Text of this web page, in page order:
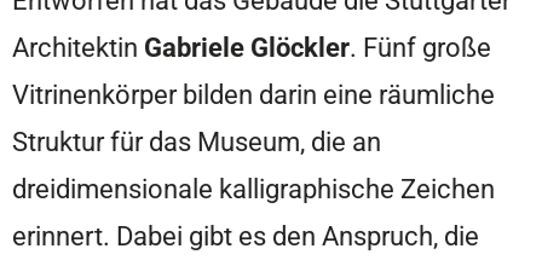
Architektin Gabriele Glöckler. Fünf große
Vitrinenkörper bilden darin eine räumliche
Struktur für das Museum, die an
dreidimensionale kalligraphische Zeichen
erinnert. Dabei gibt es den Anspruch, die